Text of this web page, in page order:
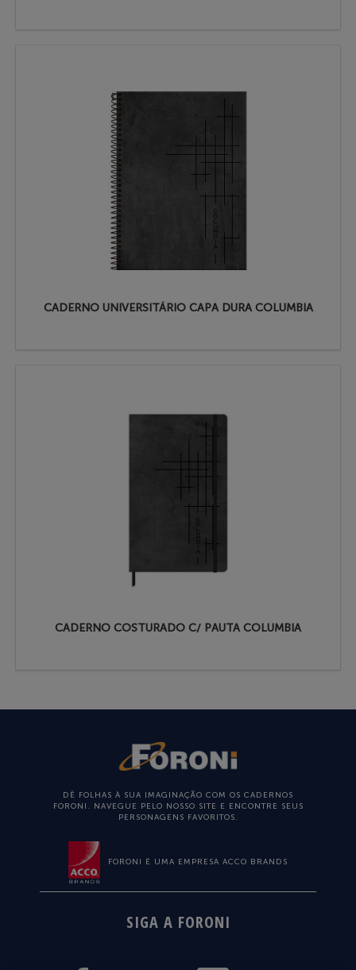
CADERNO UNIVERSITÁRIO CAPA DURA COLUMBIA
CADERNO COSTURADO C/ PAUTA COLUMBIA
DÊ FOLHAS À SUA IMAGINAÇÃO COM OS CADERNOS
FORONI. NAVEGUE PELO NOSSO SITE E ENCONTRE SEUS
PERSONAGENS FAVORITOS.
FORONI É UMA EMPRESA ACCO BRANDS
SIGA A FORONI